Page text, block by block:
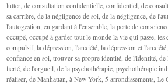
lutter, de consultation confidentielle, confidentiel, de
sa carrière, de la négligence de soi, de la négligence, de
l'autogestion, en gardant à l'ensemble, la perte de
occupé, occupé à garder tout le monde la vie qui passe, les
compulsif, la dépression, l'anxiété, la dépression et
confiance en soi, trouver sa propre identité, de l'identité,
fierté, de l'orgueil, de la psychothérapie, psychothérapie
réaliser, de Manhattan, à New York, 5 arrondissements, Le